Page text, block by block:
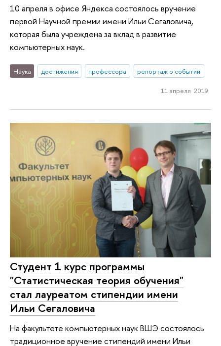
10 апреля в офисе Яндекса состоялось вручение
первой Научной премии имени Ильи Сегаловича,
которая была учреждена за вклад в развитие
компьютерных наук.
Наука достижения профессора репортаж о событии
11 апреля 2019
Студент 1 курс программы
"Статистическая теория обучения"
стал лауреатом стипендии имени
Ильи Сегаловича
На факультете компьютерных наук ВШЭ состоялось
традиционное вручение стипендий имени Ильи